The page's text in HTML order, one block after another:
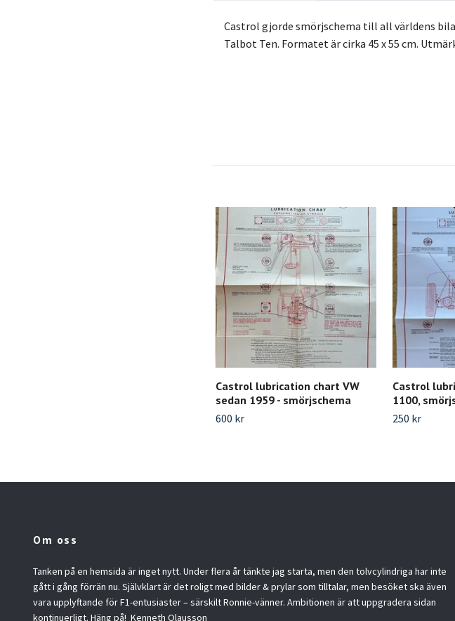
Castrol gjorde smörjschema till all världens
Talbot Ten. Formatet är cirka 45 x 55 cm.
Castrol lubrication chart VW
sedan 1959 - smörjschema
600 kr
Castrol
1100,
250 kr
Om oss
Tanken på en hemsida är inget nytt. Under flera år tänkte jag starta, men den tolvcylindriga har inte
gått i gång förrän nu. Självklart är det roligt med bilder & prylar som tilltalar, men besöket ska även
vara upplyftande för F1-entusiaster – särskilt Ronnie-vänner. Ambitionen är att uppgradera sidan
kontinuerligt. Häng på! ​ Kenneth Olausson